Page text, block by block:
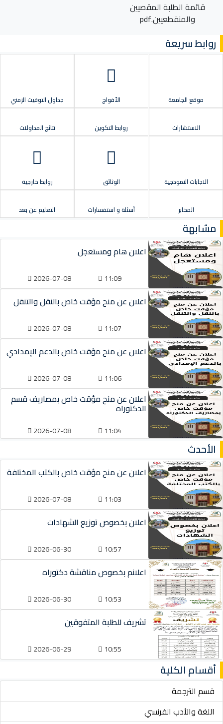
قائمة الطلبة المقصيين
والمنقطعيين.pdf
روابط سريعة
موقع الجامعة الأفواج جداول التوقيت الزمني
الاستشارات روابط التكوين نتائج المداولات
الاجابات النموذجية الوثائق روابط خارجية
المخابر أسئلة و استفسارات التعليم عن بعد
مشابهة
اعلان هام ومستعجل
11:09
2026-07-08
اعلان عن منح مؤقت خاص بالنقل والتنقل
11:07
2026-07-08
اعلان عن منح مؤقت خاص بالدعم الإمدادي
11:06
2026-07-08
اعلان عن منح مؤقت خاص بمصاريف قسم
الدكتوراه
11:04
2026-07-08
الأحدث
اعلان عن منح مؤقت خاص بالكتب المختلفة
11:03
2026-07-08
اعلان بخصوص توزيع الشهادات
10:57
2026-06-30
اعلانم بخصوص مناقشة دكتوراه
10:53
2026-06-30
تشريف للطلبة المتفوقين
10:55
2026-06-29
أقسام الكلية
قسم الترجمة
اللغة والأدب الفرنسي